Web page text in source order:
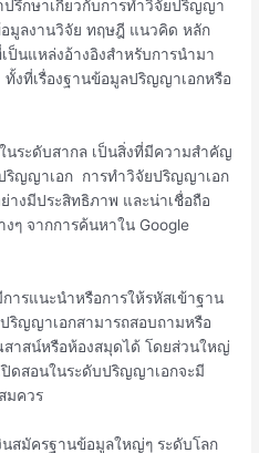
รึกษาเกี่ยวกับการทำวิจัยปริญญา
มูลงานวิจัย ทฤษฎี แนวคิด หลัก
นแหล่งอ้างอิงสำหรับการนำมา
งที่เรื่องฐานข้อมูลปริญญาเอกหรือ
นระดับสากล เป็นสิ่งที่มีความสำคัญ
ริญญาเอก การทำวิจัยปริญญาเอก
างมีประสิทธิภาพ และน่าเชื่อถือ
ๆ จากการค้นหาใน Google
ารแนะนำหรือการให้รหัสเข้าฐาน
ริญญาเอกสามารถสอบถามหรือ
าสน์หรือห้องสมุดได้ โดยส่วนใหญ่
ดสอนในระดับปริญญาเอกจะมี
มควร
นสมัครฐานข้อมูลใหญ่ๆ ระดับโลก